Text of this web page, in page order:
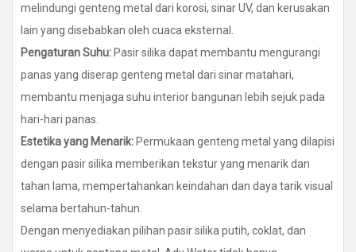
melindungi genteng metal dari korosi, sinar UV, dan kerusakan
lain yang disebabkan oleh cuaca eksternal.
Pengaturan Suhu: Pasir silika dapat membantu mengurangi
panas yang diserap genteng metal dari sinar matahari,
membantu menjaga suhu interior bangunan lebih sejuk pada
hari-hari panas.
Estetika yang Menarik: Permukaan genteng metal yang dilapisi
dengan pasir silika memberikan tekstur yang menarik dan
tahan lama, mempertahankan keindahan dan daya tarik visual
selama bertahun-tahun.
Dengan menyediakan pilihan pasir silika putih, coklat, dan